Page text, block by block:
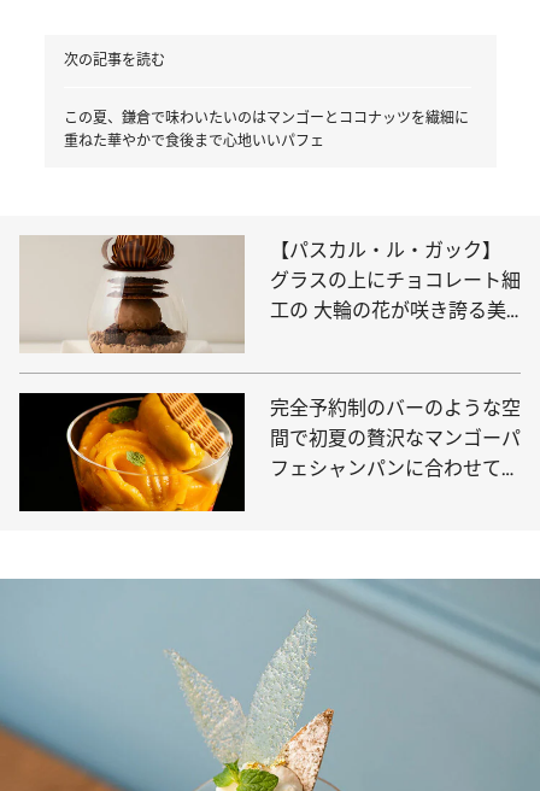
次の記事を読む
この夏、鎌倉で味わいたいのはマンゴーとココナッツを繊細に
重ねた華やかで食後まで心地いいパフェ
【パスカル・ル・ガック】
グラスの上にチョコレート細
工の 大輪の花が咲き誇る美
完全予約制のバーのような空
間で初夏の贅沢なマンゴーパ
フェシャンパンに合わせて贅